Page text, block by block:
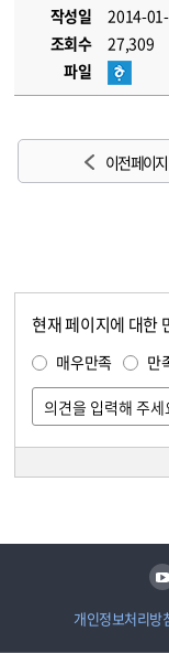
작성일
2014-
조회수
27,309
파일
이전 페이지
현재 페이지에 대한
매우만족 만
개인정보처리방
유튜브